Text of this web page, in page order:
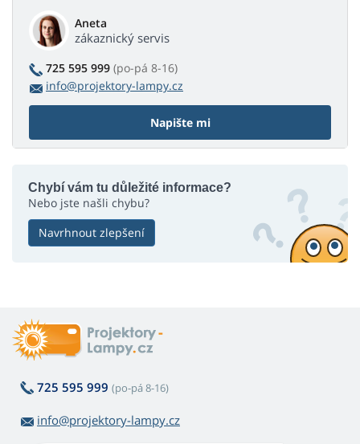
Aneta
zákaznický servis
725 595 999 (po-pá 8-16)
info@projektory-lampy.cz
Napište mi
Chybí vám tu důležité informace?
Nebo jste našli chybu?
Navrhnout zlepšení
725 595 999 (po-pá 8-16)
info@projektory-lampy.cz